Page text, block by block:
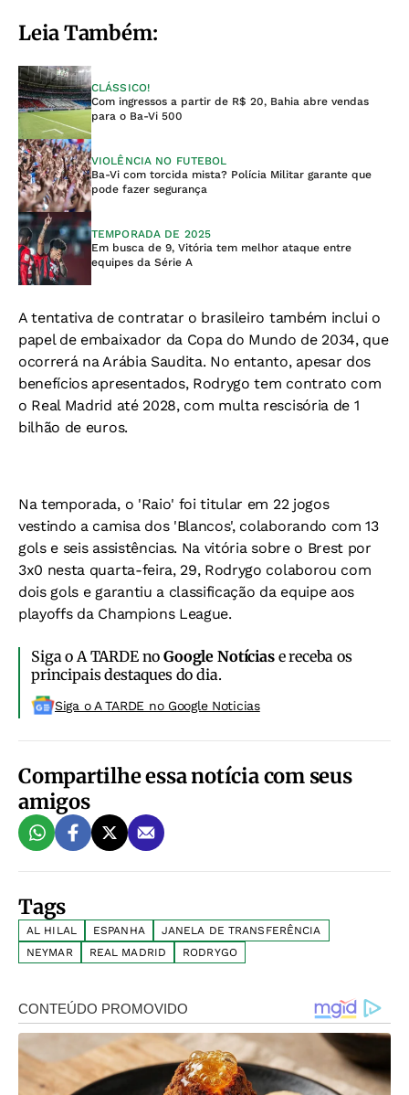
Leia Também:
CLÁSSICO!
Com ingressos a partir de R$ 20, Bahia abre vendas
para o Ba-Vi 500
VIOLÊNCIA NO FUTEBOL
Ba-Vi com torcida mista? Polícia Militar garante que
pode fazer segurança
TEMPORADA DE 2025
Em busca de 9, Vitória tem melhor ataque entre
equipes da Série A
A tentativa de contratar o brasileiro também inclui o
papel de embaixador da Copa do Mundo de 2034, que
ocorrerá na Arábia Saudita. No entanto, apesar dos
benefícios apresentados, Rodrygo tem contrato com
o Real Madrid até 2028, com multa rescisória de 1
bilhão de euros.
Na temporada, o 'Raio' foi titular em 22 jogos
vestindo a camisa dos 'Blancos', colaborando com 13
gols e seis assistências. Na vitória sobre o Brest por
3x0 nesta quarta-feira, 29, Rodrygo colaborou com
dois gols e garantiu a classificação da equipe aos
playoffs da Champions League.
Siga o A TARDE noGoogle Notíciase receba os
principais destaques do dia.
Siga o A TARDE no Google Noticias
Compartilhe essa notícia com seus
amigos
Tags
AL HILAL ESPANHA
JANELA DE TRANSFERÊNCIA
NEYMAR
REAL MADRID RODRYGO